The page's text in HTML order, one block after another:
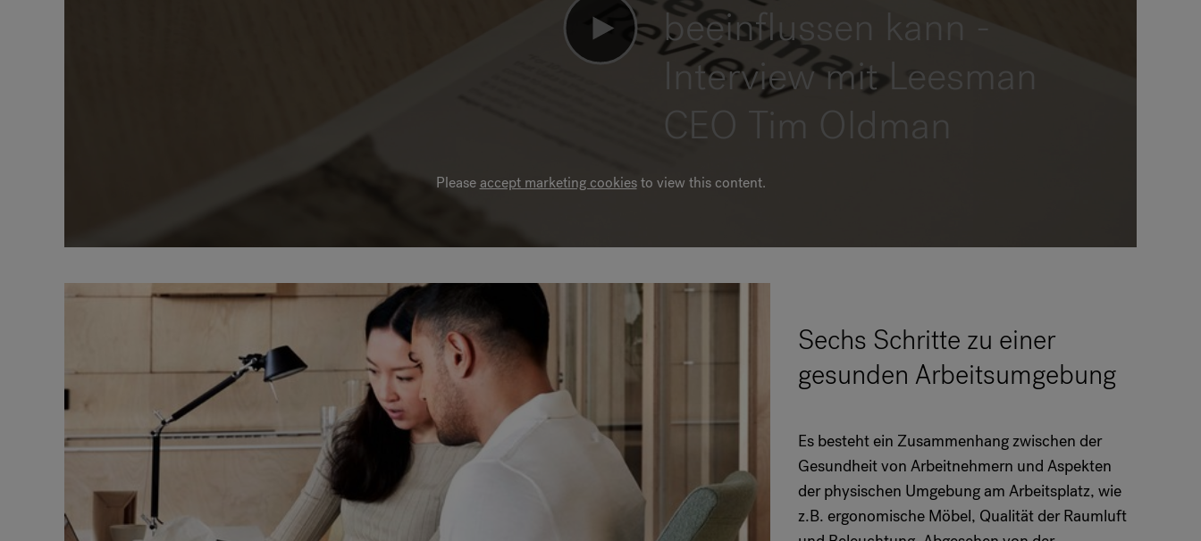
beeinflussen kann -
Interview mit Leesman
CEO Tim Oldman
Pleaseaccept marketing cookiesto view this content.
Sechs Schritte zu einer
gesunden Arbeitsumgebung
Es besteht ein Zusammenhang zwischen der
Gesundheit von Arbeitnehmern und Aspekten
der physischen Umgebung am Arbeitsplatz, wie
z.B. ergonomische Möbel, Qualität der Raumluft